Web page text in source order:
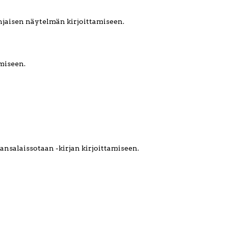
näytelmän kirjoittamiseen.
-kirjan kirjoittamiseen.